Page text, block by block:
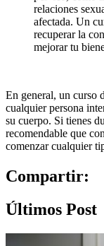
relaciones
afectada. Un
recuperar la
mejorar tu
En general, un curso
cualquier persona
su cuerpo. Si tienes
recomendable que
comenzar cualquier
Compartir:
Últimos Post